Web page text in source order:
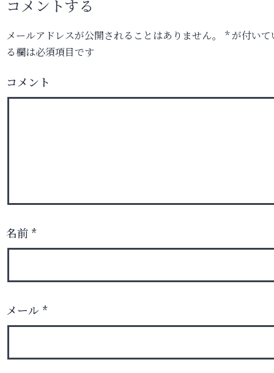
コメントする
メールアドレスが公開されることはありません。 *が付いて
る欄は必須項目です
コメント
名前 *
メール *